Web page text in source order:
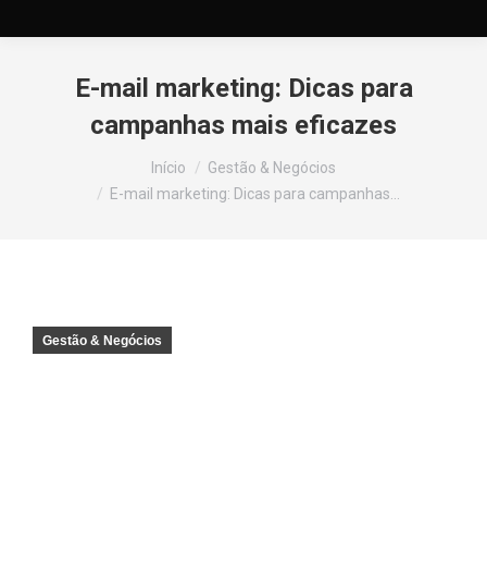
E-mail marketing: Dicas para
campanhas mais eficazes
Início
Gestão & Negócios
E-mail marketing: Dicas para campanhas…
Gestão & Negócios